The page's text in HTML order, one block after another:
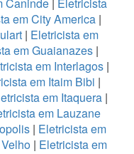
em City America |
| Eletricista em
em Guaianazes |
em Interlagos|
em Itaim Bibi |
em Itaquera |
em Lauzane
| Eletricista em
| Eletricista em